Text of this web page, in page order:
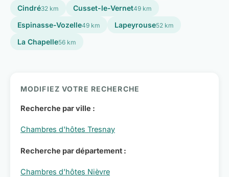
Cindré32 km Cusset-le-Vernet49 km
Espinasse-Vozelle49 km Lapeyrouse52 km
La Chapelle56 km
MODIFIEZ VOTRE RECHERCHE
Recherche par ville :
Chambres d'hôtes Tresnay
Recherche par département :
Chambres d'hôtes Nièvre